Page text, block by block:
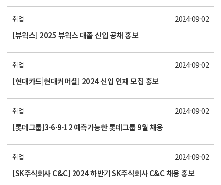
취업
[뷰웍스] 2025 뷰웍스 대졸 신입 공채 홍보
2024-09-02
취업
[현대카드|현대커머셜] 2024 신입 인재 모집 홍보
2024-09-02
취업
[롯데그룹]3·6·9·12 예측가능한 롯데그룹 9월 채용
2024-09-02
취업
[SK주식회사 C&C] 2024 하반기 SK주식회사 C&C 채용 홍보
2024-09-02